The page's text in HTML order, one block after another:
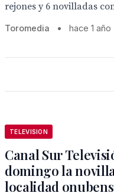
rejones y 6 novilladas
Toromedia • hace 1 año
TELEVISION
Canal Sur
domingo la
localidad